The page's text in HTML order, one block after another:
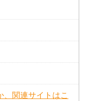
、関連サイトはこ